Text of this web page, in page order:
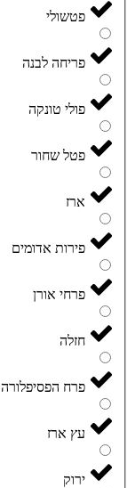
פטשולי
פריחה לבנה
פולי טונקה
פטל שחור
ארז
פירות אדומים
פרחי אורן
חזלה
פרח הפסיפלורה
עץ ארז
ירוק